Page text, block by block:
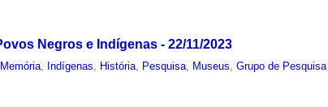
Negros e Indígenas - 22/11/2023
Memória, Indígenas, História, Pesquisa, Museus,Grupo de Pesquisa